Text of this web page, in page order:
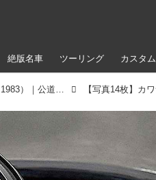
絶版名車 ツーリング カスタム
カワサキ「Z1100GP」（1981）「GPz1100」（1983）｜公道最速を狙った最強の空冷Z【KAWASAKI Z大全】